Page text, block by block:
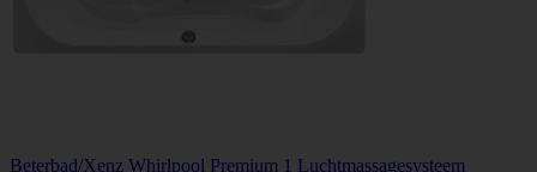
Beterbad/Xenz Whirlpool Premium 1 Luchtmassagesysteem